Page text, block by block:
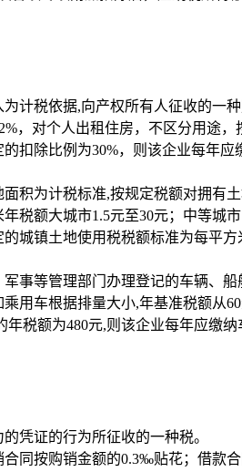
计税依据,向产权所有人征收的一种
，对个人出租住房，不区分用途，
扣除比例为30%，则该企业每年应
积为计税标准,按规定税额对拥有
税额大城市1.5元至30元；中等城
城镇土地使用税税额标准为每平
事等管理部门办理登记的车辆、
用车根据排量大小,年基准税额从60
税额为480元,则该企业每年应缴纳
凭证的行为所征收的一种税。
同按购销金额的0.3‰贴花；借款